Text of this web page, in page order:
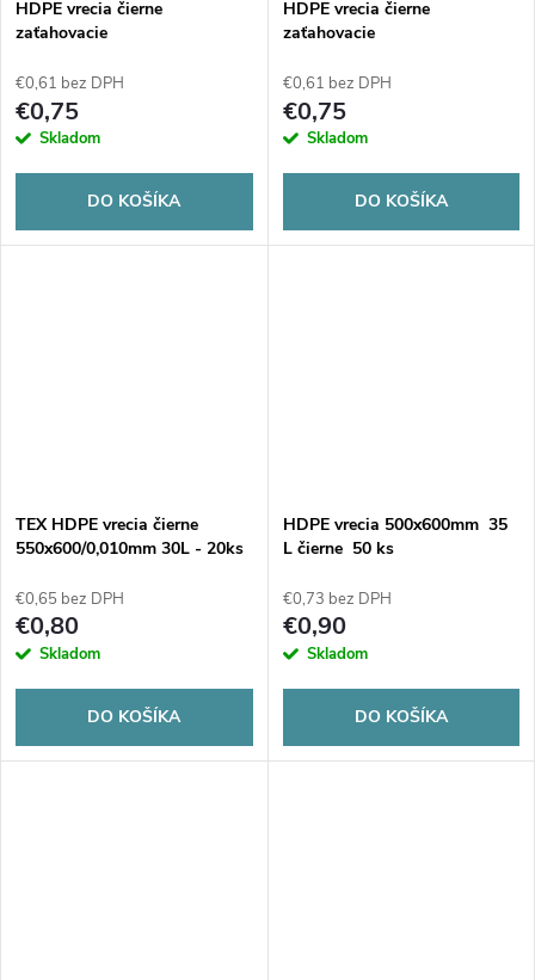
v
v
HDPE vrecia čierne
zaťahovacie
€0,61 bez DPH
€0,75
Skladom
DO KOŠÍKA
HDPE vrecia čierne
zaťahovacie
€0,61 bez DPH
€0,75
Skladom
DO KOŠÍKA
TEX HDPE vrecia čierne
550x600/0,010mm 30L - 20ks
€0,65 bez DPH
€0,80
Skladom
DO KOŠÍKA
HDPE vrecia 500x600mm 35
L čierne 50 ks
€0,73 bez DPH
€0,90
Skladom
DO KOŠÍKA